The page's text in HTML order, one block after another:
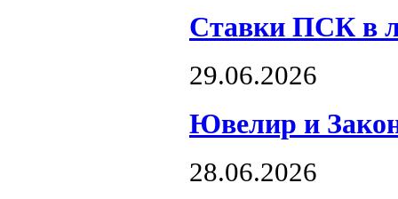
Ставки ПСК в
29.06.2026
Ювелир и
28.06.2026